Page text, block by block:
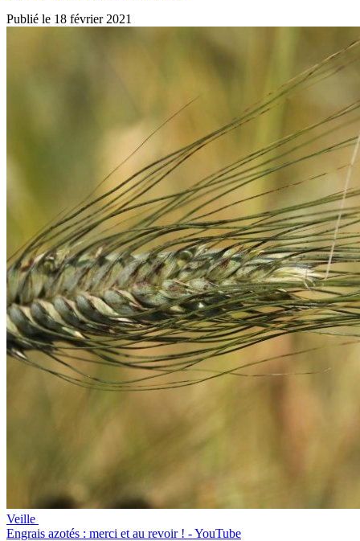
Publié le 18 février 2021
Veille
Engrais azotés : merci et au revoir ! - YouTube